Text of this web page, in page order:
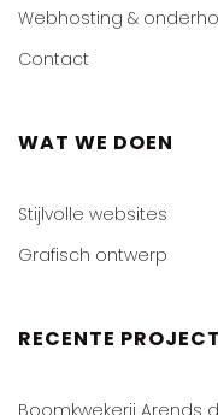
Webhosting &
Contact
WAT WE DOEN
Stijlvolle websites
Grafisch ontwerp
RECENTE
Boomkwekerij Arends